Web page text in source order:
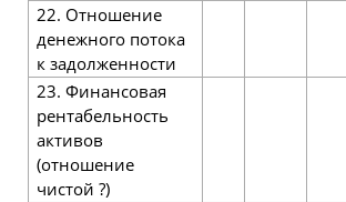
22. Отношение
денежного потока
к задолженности
23. Финансовая
рентабельность
активов
(отношение
чистой ?)